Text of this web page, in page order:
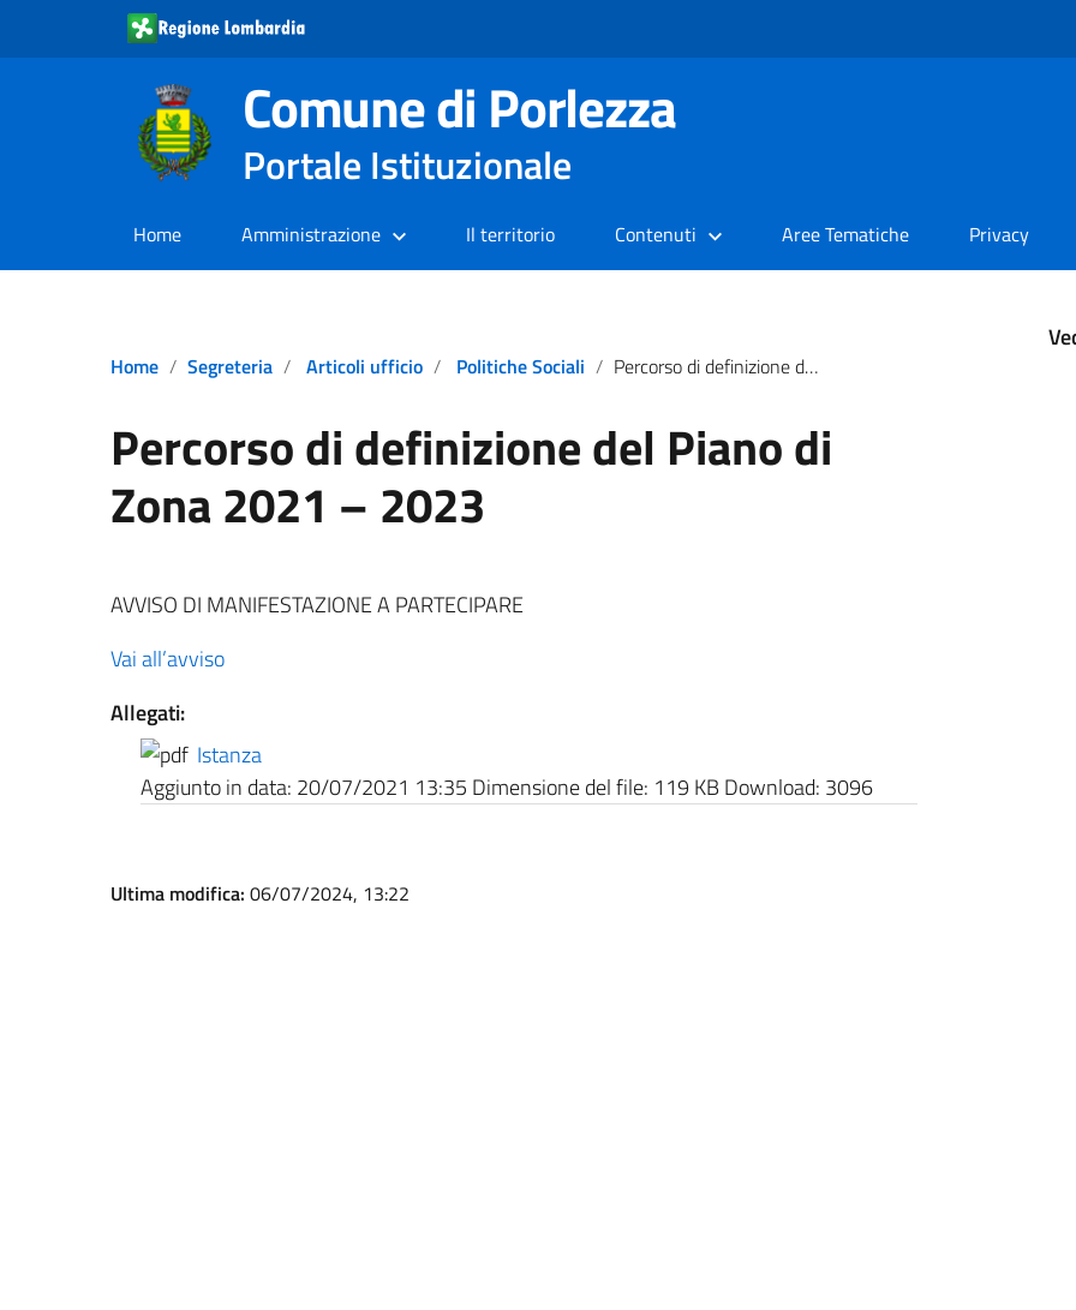
Comune di Porlezza
Portale Istituzionale
Home Amministrazione Il territorio Contenuti Aree Tematiche Privacy
Home Segreteria Articoli ufficio Politiche Sociali Percorso di definizione del Piano di Zona 2021 – 2023
Percorso di definizione del Piano di
Zona 2021 – 2023
AVVISO DI MANIFESTAZIONE A PARTECIPARE
Vai all’avviso
Allegati:
Istanza
Aggiunto in data: 20/07/2021 13:35 Dimensione del file: 119 KB Download: 3096
Ultima modifica: 06/07/2024, 13:22